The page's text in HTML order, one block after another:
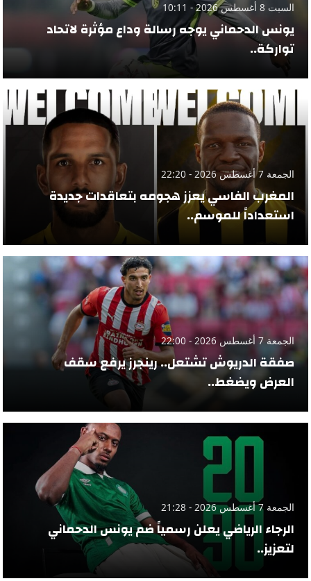
السبت 8 أغسطس 2026 - 10:11
يونس الدحماني يوجه رسالة وداع مؤثرة لاتحاد
تواركة..
الجمعة 7 أغسطس 2026 - 22:20
المغرب الفاسي يعزز هجومه بتعاقدات جديدة
استعداداً للموسم..
الجمعة 7 أغسطس 2026 - 22:00
صفقة الدريوش تشتعل.. رينجرز يرفع سقف
العرض ويضغط..
الجمعة 7 أغسطس 2026 - 21:28
الرجاء الرياضي يعلن رسمياً ضم يونس الدحماني
لتعزيز..